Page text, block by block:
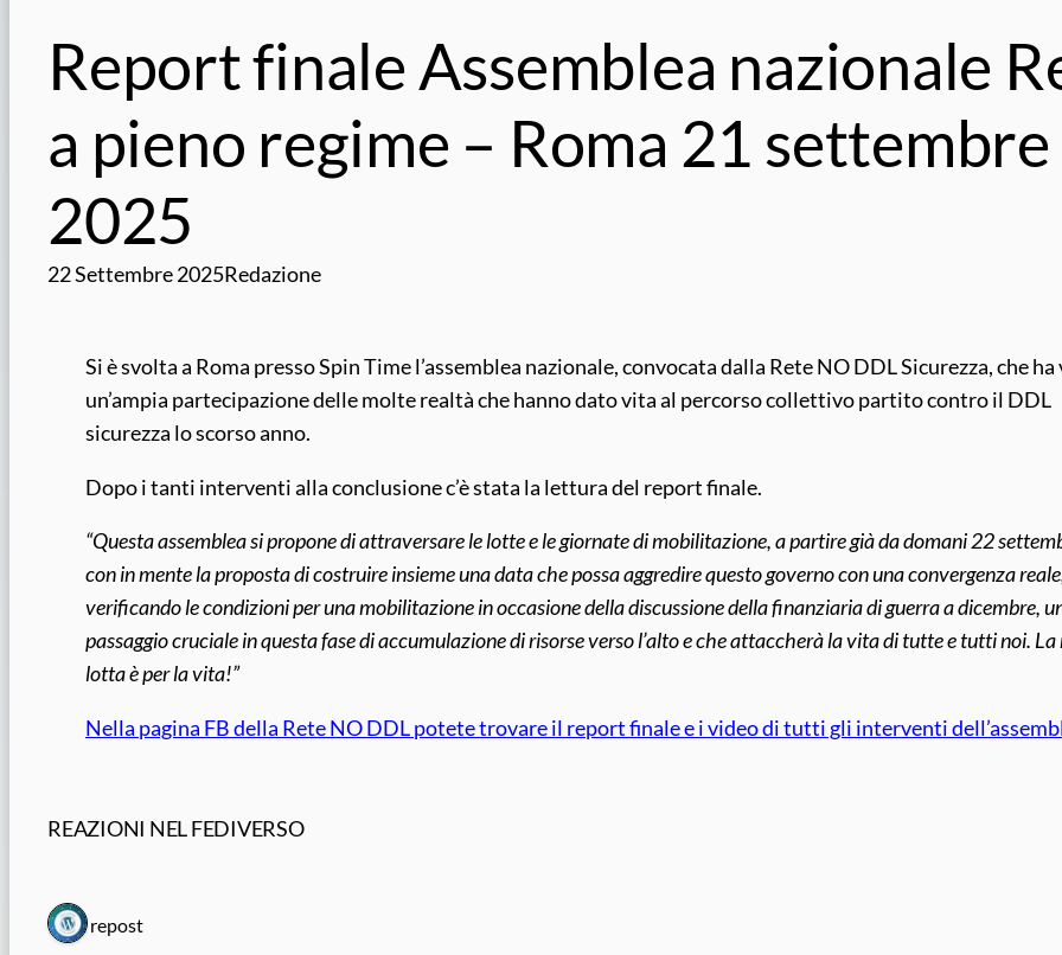
Report finale Assemblea nazionale
a pieno regime – Roma 21 settembre
2025
22 Settembre 2025Redazione
Si è svolta a Roma presso Spin Time l’assemblea nazionale, convocata dalla Rete NO DDL Sicurezza, che
un’ampia partecipazione delle molte realtà che hanno dato vita al percorso collettivo partito contro il DDL
sicurezza lo scorso anno.
Dopo i tanti interventi alla conclusione c’è stata la lettura del report finale.
“Questa assemblea si propone di attraversare le lotte e le giornate di mobilitazione, a partire già da domani 22
con in mente la proposta di costruire insieme una data che possa aggredire questo governo con una convergenza
verificando le condizioni per una mobilitazione in occasione della discussione della finanziaria di guerra a dicembre,
passaggio cruciale in questa fase di accumulazione di risorse verso l’alto e che attaccherà la vita di tutte e tutti noi.
lotta è per la vita!”
Nella pagina FB della Rete NO DDL potete trovare il report finale e i video di tutti gli interventi
REAZIONI NEL FEDIVERSO
1 repost